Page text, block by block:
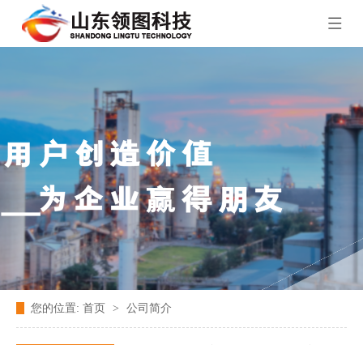
您的位置: 首页 > 公司简介